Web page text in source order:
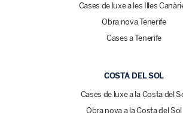
Cases de luxe a les Illes
Obra nova Tenerife
Cases a Tenerife
COSTA DEL SOL
Cases de luxe a la Costa del
Obra nova a la Costa del Sol